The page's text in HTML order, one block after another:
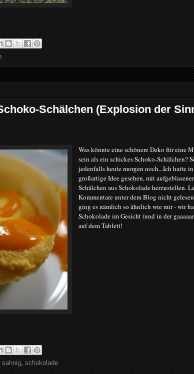
Schälchen (Explosion der
Was könnte eine schönere Deko für eine
sein als ein schickes Schoko-Schälchen?
jedenfalls heute morgen noch...Ich hatte in
großartige Idee gesehen, mit
Schälchen aus Schokolade herzustellen.
Kommentare unter dem Blog nicht
ging es nämlich so ähnlich wie mir - wir
Schokolade im Gesicht (und in der
auf dem Tablett!
sahnig, schokolade